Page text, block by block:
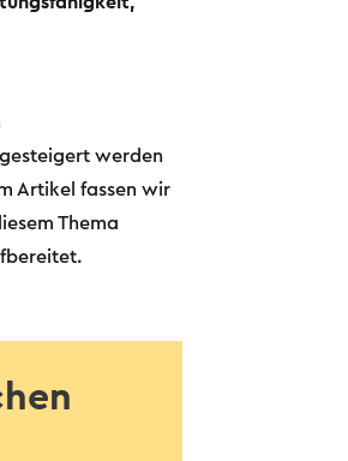
werden
Artikel fassen wir
Thema